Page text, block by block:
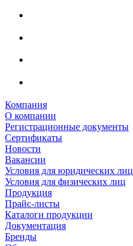
Компания
О компании
Регистрационные документы
Сертификаты
Новости
Вакансии
Условия для юридических лиц
Условия для физических лиц
Продукция
Прайс-листы
Каталоги продукции
Документация
Бренды